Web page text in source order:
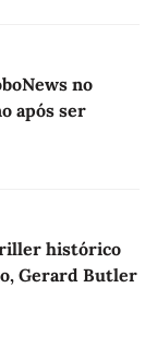
no
após ser
histórico
Gerard Butler